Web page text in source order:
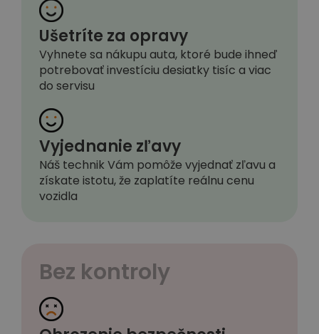
Ušetríte za opravy
Vyhnete sa nákupu auta, ktoré bude ihneď
potrebovať investíciu desiatky tisíc a viac
do servisu
Vyjednanie zľavy
Náš technik Vám pomôže vyjednať zľavu a
získate istotu, že zaplatíte reálnu cenu
vozidla
Bez kontroly